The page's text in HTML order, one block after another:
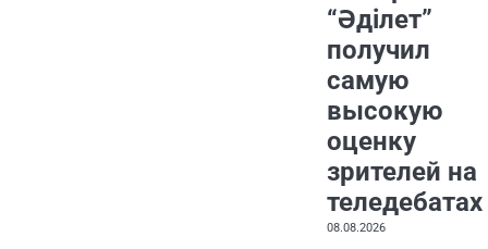
“Әділет”
получил
самую
высокую
оценку
зрителей на
теледебатах
08.08.2026